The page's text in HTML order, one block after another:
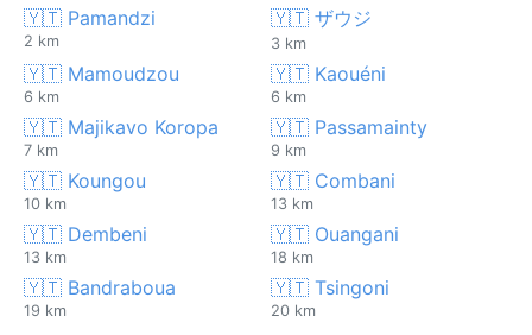
🇾🇹 Pamandzi
2 km
🇾🇹 ザウジ
3 km
🇾🇹 Mamoudzou
6 km
🇾🇹 Kaouéni
6 km
🇾🇹 Majikavo Koropa
7 km
🇾🇹 Passamainty
9 km
🇾🇹 Koungou
10 km
🇾🇹 Combani
13 km
🇾🇹 Dembeni
13 km
🇾🇹 Ouangani
18 km
🇾🇹 Bandraboua
19 km
🇾🇹 Tsingoni
20 km